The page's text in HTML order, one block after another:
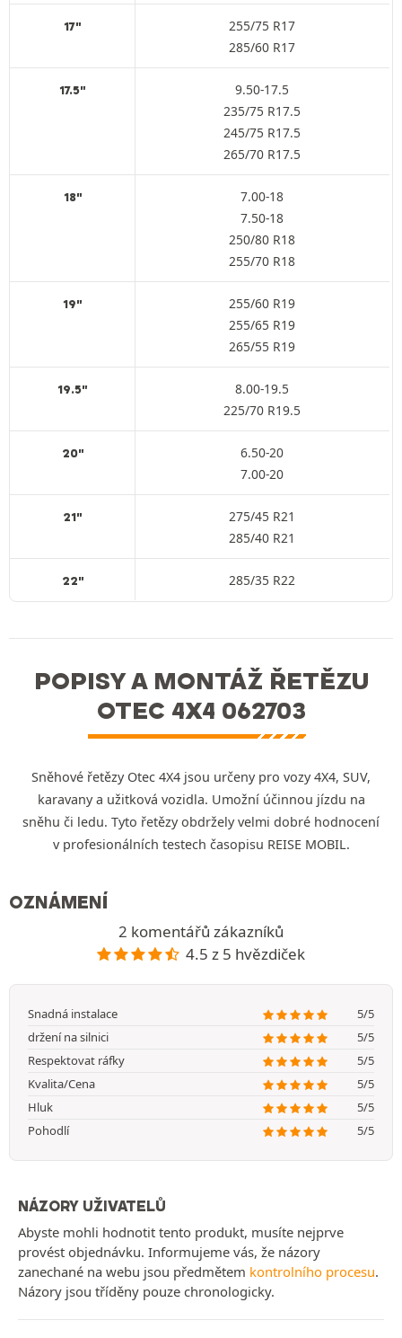
17"
255/75 R17
285/60 R17
17.5"
9.50-17.5
235/75 R17.5
245/75 R17.5
265/70 R17.5
18"
7.00-18
7.50-18
250/80 R18
255/70 R18
19"
255/60 R19
255/65 R19
265/55 R19
19.5"
8.00-19.5
225/70 R19.5
20"
6.50-20
7.00-20
21"
275/45 R21
285/40 R21
22" 285/35 R22
POPISY A MONTÁŽ ŘETĚZU
OTEC 4X4 062703
Sněhové řetězy Otec 4X4 jsou určeny pro vozy 4X4, SUV,
karavany a užitková vozidla. Umožní účinnou jízdu na
sněhu či ledu. Tyto řetězy obdržely velmi dobré hodnocení
v profesionálních testech časopisu REISE MOBIL.
OZNÁMENÍ
2 komentářů zákazníků
4.5 z 5 hvězdiček
Snadná instalace
5/5
držení na silnici
5/5
Respektovat ráfky
5/5
Kvalita/Cena
5/5
Hluk
5/5
Pohodlí
5/5
NÁZORY UŽIVATELŮ
Abyste mohli hodnotit tento produkt, musíte nejprve
provést objednávku. Informujeme vás, že názory
zanechané na webu jsou předmětem kontrolního procesu.
Názory jsou tříděny pouze chronologicky.